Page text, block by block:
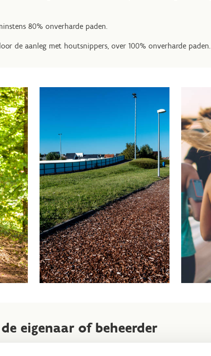
80% onverharde paden.
de aanleg met houtsnippers, over 100% onverharde paden.
eigenaar of beheerder